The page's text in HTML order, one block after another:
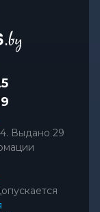
Выдано 29